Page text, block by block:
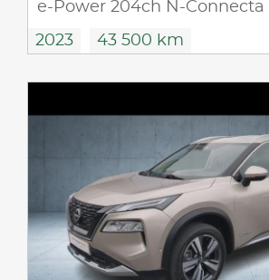
e-Power 204ch N-Connecta
2023 43 500 km